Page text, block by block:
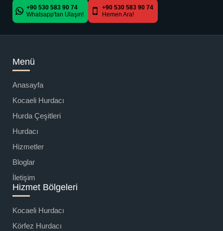
+90 530 583 90 74
Whatsapp'tan Ulaşın!
+90 530 583 90 74
Hemen Ara!
Menü
Anasayfa
Kocaeli Hurdacı
Hurda Çeşitleri
Hurdacı
Hizmetler
Bloglar
İletişim
Hizmet Bölgeleri
Kocaeli Hurdacı
Körfez Hurdacı